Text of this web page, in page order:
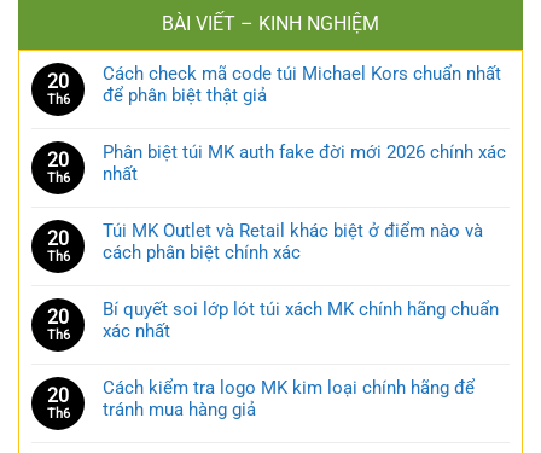
BÀI VIẾT – KINH NGHIỆM
20
Th6
Cách check mã code túi Michael Kors chuẩn nhất
để phân biệt thật giả
20
Th6
Phân biệt túi MK auth fake đời mới 2026 chính xác
nhất
20
Th6
Túi MK Outlet và Retail khác biệt ở điểm nào và
cách phân biệt chính xác
20
Th6
Bí quyết soi lớp lót túi xách MK chính hãng chuẩn
xác nhất
20
Th6
Cách kiểm tra logo MK kim loại chính hãng để
tránh mua hàng giả